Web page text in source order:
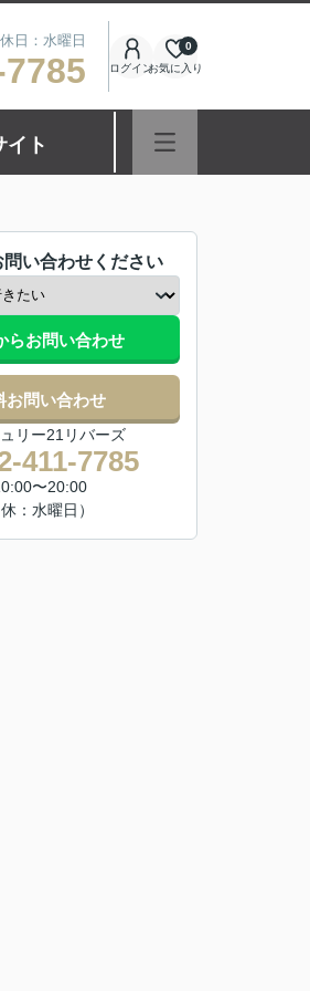
日：水曜日
ログインお気に入り
0
イト
問い合わせください
らお問い合わせ
お問い合わせ
リー21リバーズ
411-7785
〜20:00
休：水曜日）